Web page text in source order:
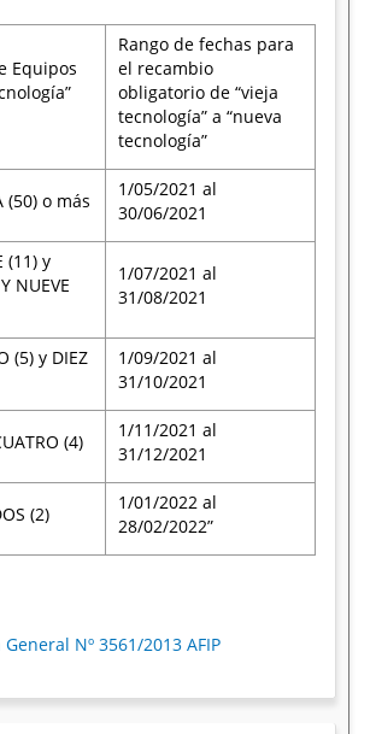
Equipos
Rango de fechas para
el recambio
obligatorio de “vieja
tecnología” a “nueva
tecnología”
(50) o más
1/05/2021 al
30/06/2021
(11) y
NUEVE
1/07/2021 al
31/08/2021
(5) y DIEZ
1/09/2021 al
31/10/2021
(4)
1/11/2021 al
31/12/2021
(2)
1/01/2022 al
28/02/2022”
Nº 3561/2013 AFIP